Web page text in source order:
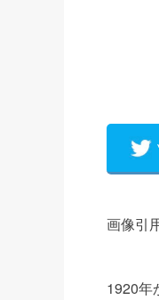
画像引
1920年